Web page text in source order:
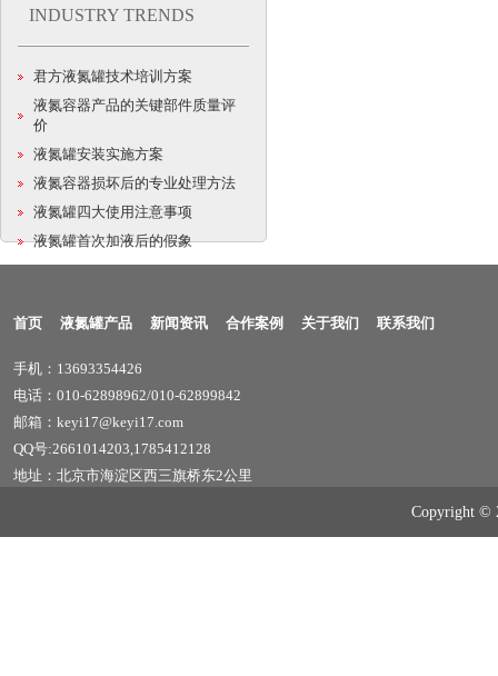
INDUSTRY TRENDS
君方液氮罐技术培训方案
液氮容器产品的关键部件质量评
价
液氮罐安装实施方案
液氮容器损坏后的专业处理方法
液氮罐四大使用注意事项
液氮罐首次加液后的假象
首页 液氮罐产品 新闻资讯 合作案例 关于我们 联系我们
手机：13693354426
电话：010-62898962/010-62899842
邮箱：keyi17@keyi17.com
QQ号:2661014203,1785412128
地址：北京市海淀区西三旗桥东2公里
Copyright ©